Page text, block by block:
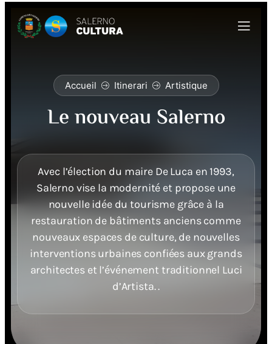
Accueil Itinerari Artistique
Le nouveau Salerno
Avec l’élection du maire De Luca en 1993,
Salerno vise la modernité et propose une
nouvelle idée du tourisme grâce à la
restauration de bâtiments anciens comme
nouveaux espaces de culture, de nouvelles
interventions urbaines confiées aux grands
architectes et l’événement traditionnel Luci
d’Artista. .